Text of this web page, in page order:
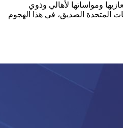
ومواساتها لأهالي وذوي
المتحدة الصديق، في هذا الهجوم